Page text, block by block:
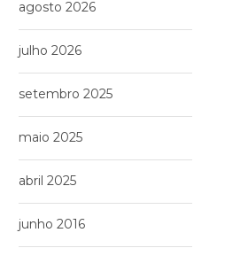
agosto 2026
julho 2026
setembro 2025
maio 2025
abril 2025
junho 2016